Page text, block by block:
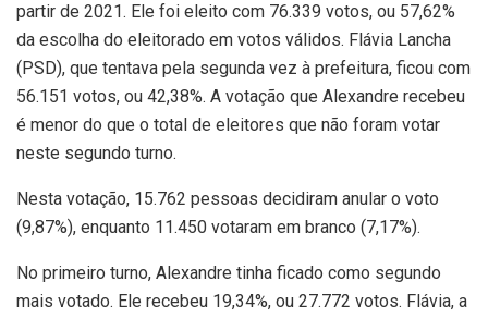
partir de 2021. Ele foi eleito com 76.339 votos, ou 57,62%
da escolha do eleitorado em votos válidos. Flávia Lancha
(PSD), que tentava pela segunda vez à prefeitura, ficou com
56.151 votos, ou 42,38%. A votação que Alexandre recebeu
é menor do que o total de eleitores que não foram votar
neste segundo turno.
Nesta votação, 15.762 pessoas decidiram anular o voto
(9,87%), enquanto 11.450 votaram em branco (7,17%).
No primeiro turno, Alexandre tinha ficado como segundo
mais votado. Ele recebeu 19,34%, ou 27.772 votos. Flávia, a